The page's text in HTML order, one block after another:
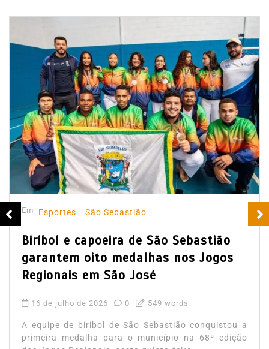
Em Esportes São Sebastião
Biribol e capoeira de São Sebastião
garantem oito medalhas nos Jogos
Regionais em São José
16 de julho de 2026 0 549 words
A equipe de biribol de São Sebastião conquistou a
primeira medalha para o município na 68ª edição